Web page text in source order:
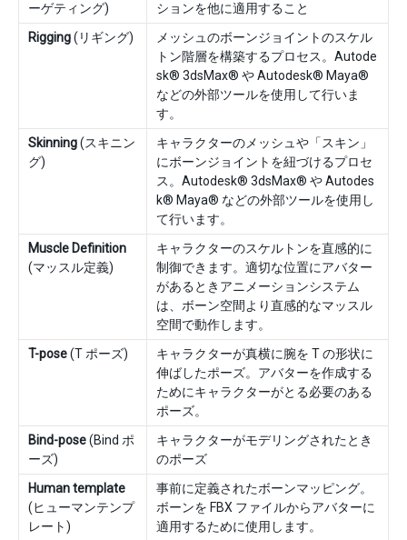
ーゲティング)
ションを他に適用すること
Rigging(リギング)
メッシュのボーンジョイントのスケル
トン階層を構築するプロセス。Autode
sk® 3dsMax® や Autodesk® Maya®
などの外部ツールを使用して行いま
す。
Skinning(スキニン
グ)
キャラクターのメッシュや「スキン」
にボーンジョイントを紐づけるプロセ
ス。Autodesk® 3dsMax® や Autodes
k® Maya® などの外部ツールを使用し
て行います。
Muscle Definition
(マッスル定義)
キャラクターのスケルトンを直感的に
制御できます。適切な位置にアバター
があるときアニメーションシステム
は、ボーン空間より直感的なマッスル
空間で動作します。
T-pose(T ポーズ)
キャラクターが真横に腕を T の形状に
伸ばしたポーズ。アバターを作成する
ためにキャラクターがとる必要のある
ポーズ。
Bind-pose(Bind ポ
ーズ)
キャラクターがモデリングされたとき
のポーズ
Human template
(ヒューマンテンプ
レート)
事前に定義されたボーンマッピング。
ボーンを FBX ファイルからアバターに
適用するために使用します。